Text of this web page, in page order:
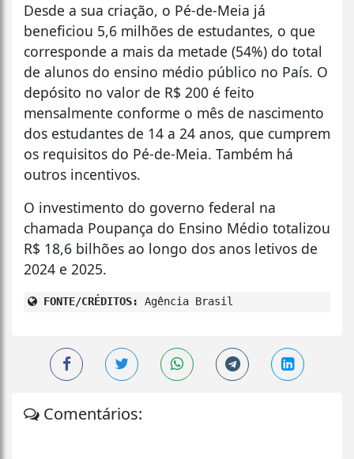
Desde a sua criação, o Pé-de-Meia já
beneficiou 5,6 milhões de estudantes, o que
corresponde a mais da metade (54%) do total
de alunos do ensino médio público no País. O
depósito no valor de R$ 200 é feito
mensalmente conforme o mês de nascimento
dos estudantes de 14 a 24 anos, que cumprem
os requisitos do Pé-de-Meia. Também há
outros incentivos.
O investimento do governo federal na
chamada Poupança do Ensino Médio totalizou
R$ 18,6 bilhões ao longo dos anos letivos de
2024 e 2025.
FONTE/CRÉDITOS: Agência Brasil
Comentários: